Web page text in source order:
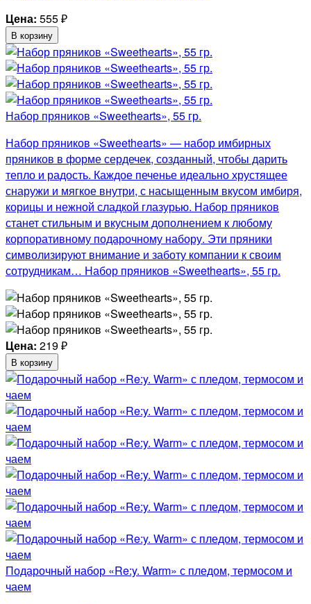
Цена: 555₽
В корзину
Набор пряников «Sweethearts», 55 гр.
Набор пряников «Sweethearts» — набор имбирных
пряников в форме сердечек, созданный, чтобы дарить
тепло и радость. Каждое печенье идеально хрустящее
снаружи и мягкое внутри, с насыщенным вкусом имбиря,
корицы и нежной сладкой глазурью. Набор пряников
станет стильным и вкусным дополнением к любому
корпоративному подарочному набору. Эти пряники
символизируют внимание и заботу компании к своим
сотрудникам… Набор пряников «Sweethearts», 55 гр.
Цена: 219₽
В корзину
Подарочный набор «Re:y. Warm» с пледом, термосом и
чаем